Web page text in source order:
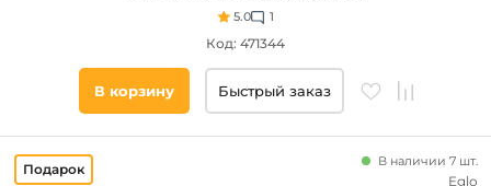
5.0 1
Код: 471344
В корзину Быстрый заказ
В наличии 7 шт.
Eglo